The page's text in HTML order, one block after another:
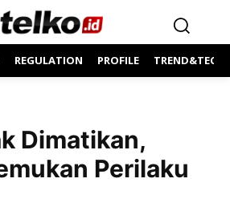
REGULATION PROFILE
Dimatikan,
Perilaku